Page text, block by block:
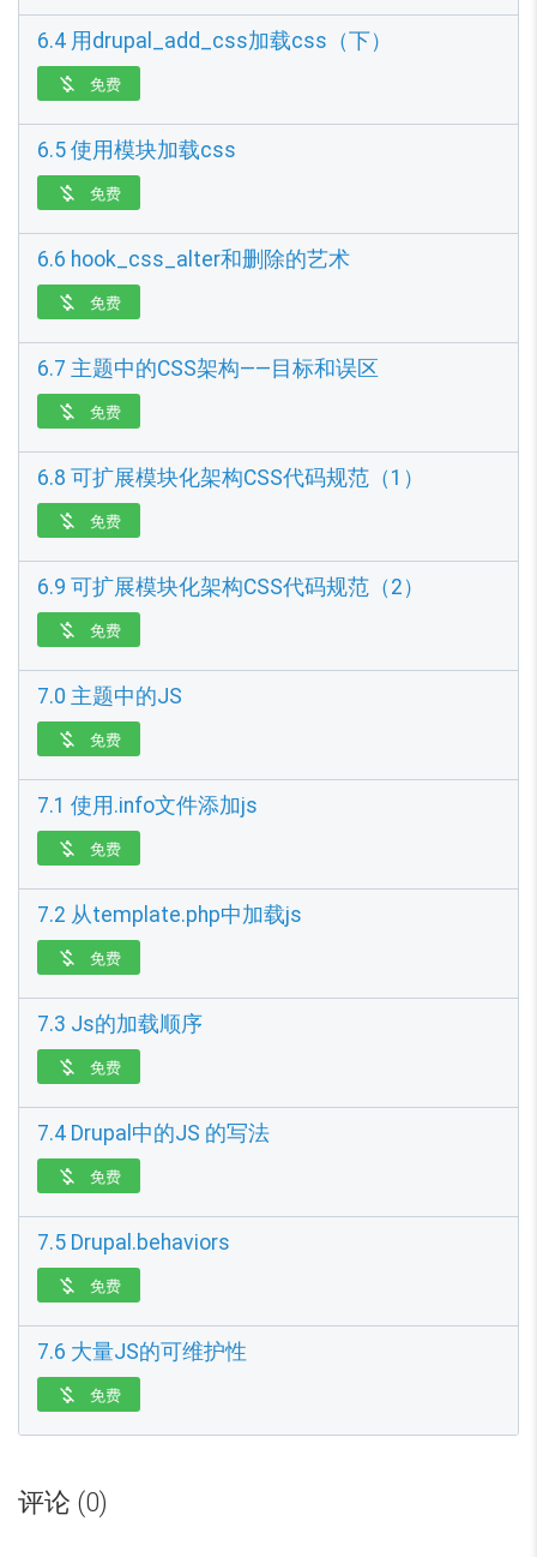
6.4 用drupal_add_css加载css（下）
 免费
6.5 使用模块加载css
 免费
6.6 hook_css_alter和删除的艺术
 免费
6.7 主题中的CSS架构——目标和误区
 免费
6.8 可扩展模块化架构CSS代码规范（1）
 免费
6.9 可扩展模块化架构CSS代码规范（2）
 免费
7.0 主题中的JS
 免费
7.1 使用.info文件添加js
 免费
7.2 从template.php中加载js
 免费
7.3 Js的加载顺序
 免费
7.4 Drupal中的JS 的写法
 免费
7.5 Drupal.behaviors
 免费
7.6 大量JS的可维护性
 免费
评论 (0)